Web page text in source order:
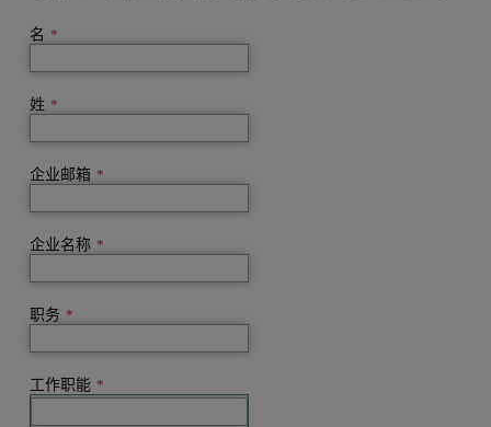
名 *
姓 *
企业邮箱 *
企业名称 *
职务 *
工作职能 *